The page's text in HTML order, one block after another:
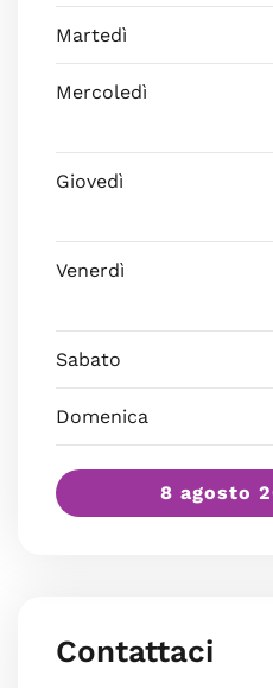
Martedì
Mercoledì
Giovedì
Venerdì
Sabato
Domenica
8 agosto
Contattaci